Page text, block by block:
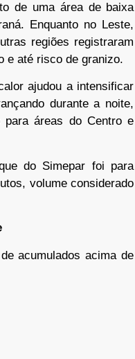
de uma área de baixa
Enquanto no Leste,
regiões registraram
e até risco de granizo.
ajudou a intensificar
durante a noite,
para áreas do Centro e
do Simepar foi para
volume considerado
acumulados acima de